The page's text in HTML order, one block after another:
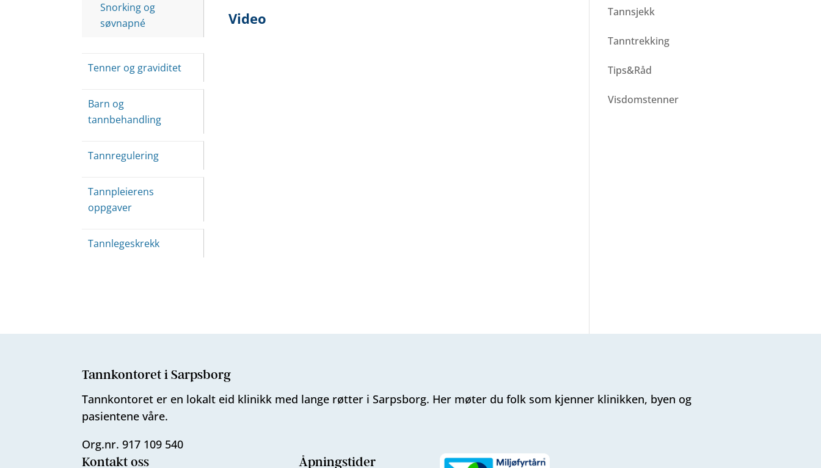
Snorking og
søvnapné
Tenner og graviditet
Barn og
tannbehandling
Tannregulering
Tannpleierens
oppgaver
Tannlegeskrekk
Video Tannsjekk
Tanntrekking
Tips&Råd
Visdomstenner
Tannkontoret i Sarpsborg
Tannkontoret er en lokalt eid klinikk med lange røtter i Sarpsborg. Her møter du folk som kjenner klinikken, byen og
pasientene våre.
Org.nr. 917 109 540
Kontakt oss Åpningstider